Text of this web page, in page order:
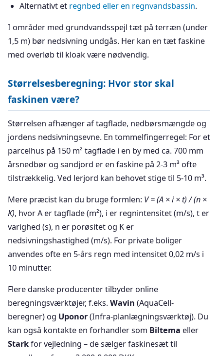
Alternativt et regnbed eller en regnvandsbassin.
I områder med grundvandsspejl tæt på terræn (under
1,5 m) bør nedsivning undgås. Her kan en tæt faskine
med overløb til kloak være nødvendig.
Størrelsesberegning: Hvor stor skal
faskinen være?
Størrelsen afhænger af tagflade, nedbørsmængde og
jordens nedsivningsevne. En tommelfingerregel: For et
parcelhus på 150 m² tagflade i en by med ca. 700 mm
årsnedbør og sandjord er en faskine på 2-3 m³ ofte
tilstrækkelig. Ved lerjord kan behovet stige til 5-10 m³.
Mere præcist kan du bruge formlen: V = (A × i × t) / (n ×
K), hvor A er tagflade (m²), i er regnintensitet (m/s), t er
varighed (s), n er porøsitet og K er
nedsivningshastighed (m/s). For private boliger
anvendes ofte en 5-års regn med intensitet 0,02 m/s i
10 minutter.
Flere danske producenter tilbyder online
beregningsværktøjer, f.eks.Wavin (AquaCell-
beregner) og Uponor(Infra-planlægningsværktøj). Du
kan også kontakte en forhandler som Biltema eller
Starkfor vejledning – de sælger faskinesæt til